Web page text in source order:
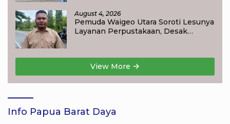
August 4, 2026
Pemuda Waigeo Utara Soroti Lesunya
Layanan Perpustakaan, Desak
View More
Info Papua Barat Daya